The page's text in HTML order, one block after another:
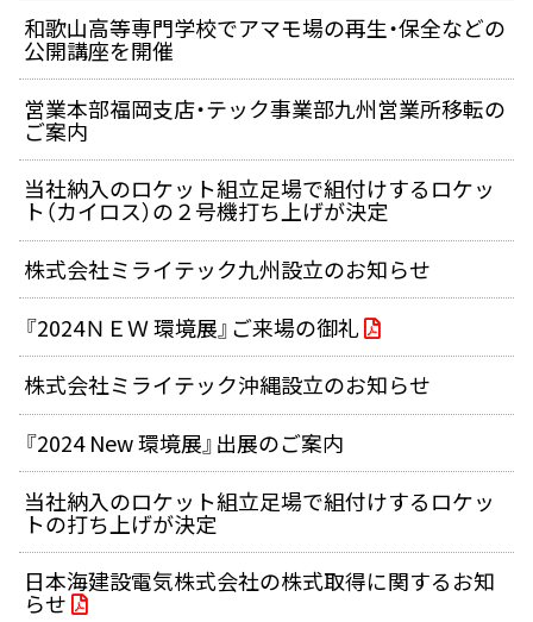
和歌山高等専門学校でアマモ場の再生・保全などの
公開講座を開催
営業本部福岡支店・テック事業部九州営業所移転の
ご案内
当社納入のロケット組立足場で組付けするロケッ
ト（カイロス）の２号機打ち上げが決定
株式会社ミライテック九州設立のお知らせ
『2024ＮＥＷ 環境展』ご来場の御礼
株式会社ミライテック沖縄設立のお知らせ
『2024 New 環境展』出展のご案内
当社納入のロケット組立足場で組付けするロケッ
トの打ち上げが決定
日本海建設電気株式会社の株式取得に関するお知
らせ